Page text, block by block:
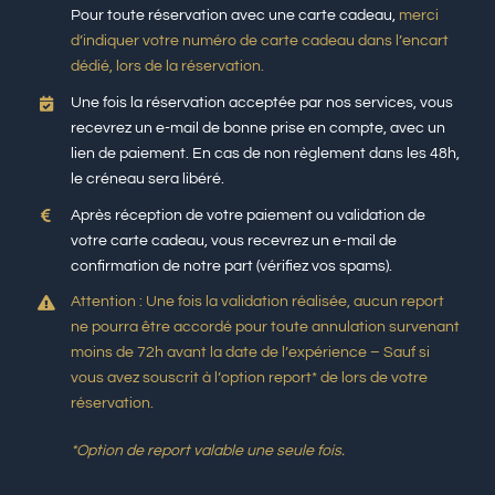
Pour toute réservation avec une carte cadeau, merci
d’indiquer votre numéro de carte cadeau dans l’encart
dédié, lors de la réservation.
Une fois la réservation acceptée par nos services, vous
recevrez un e-mail de bonne prise en compte, avec un
lien de paiement. En cas de non règlement dans les 48h,
le créneau sera libéré.
Après réception de votre paiement ou validation de
votre carte cadeau, vous recevrez un e-mail de
confirmation de notre part (vérifiez vos spams).
Attention : Une fois la validation réalisée, aucun report
ne pourra être accordé pour toute annulation survenant
moins de 72h avant la date de l’expérience – Sauf si
vous avez souscrit à l’option report* de lors de votre
réservation.
*Option de report valable une seule fois.